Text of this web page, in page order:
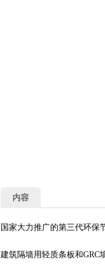
内容
国家大力推广的第三代环保
建筑隔墙用轻质条板和GRC